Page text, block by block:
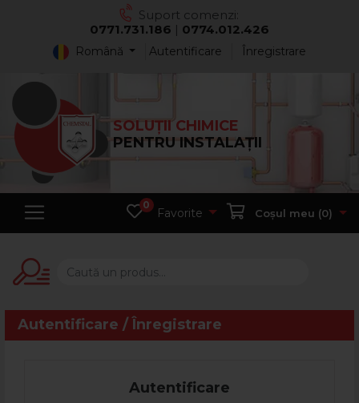
Suport comenzi:
0771.731.186 | 0774.012.426
Română Autentificare Înregistrare
SOLUȚII CHIMICE
PENTRU INSTALAȚII
0
Favorite Coșul meu (0)
Autentificare / Înregistrare
Autentificare